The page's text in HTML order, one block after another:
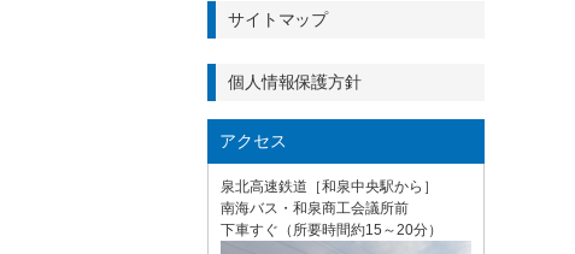
サイトマップ
個人情報保護方針
アクセス
泉北高速鉄道［和泉中央駅から］
南海バス・和泉商工会議所前
下車すぐ（所要時間約15～20分）